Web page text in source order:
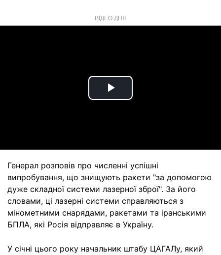
ВІДЕО ДНЯ
Play
Генерал розповів про численні успішні
випробування, що знищують ракети "за допомогою
дуже складної системи лазерної зброї". За його
словами, ці лазерні системи справляються з
мінометними снарядами, ракетами та іранськими
БПЛА, які Росія відправляє в Україну.
У січні цього року начальник штабу ЦАГАЛу, який